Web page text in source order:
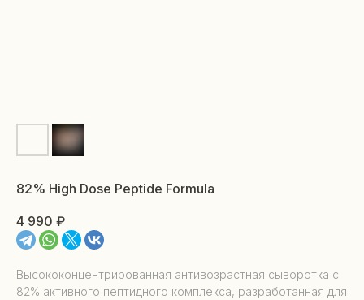
82% High Dose Peptide Formula
4 990 ₽
Высококонцентрированная антивозрастная сыворотка с
82% активного пептидного комплекса, разработанная для